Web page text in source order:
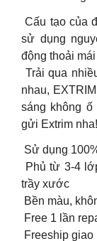
Cấu tạo của
sử dụng
động thoải
Trải qua
nhau,
sáng không
gửi Extrim nha!
Sử dụng
Phủ từ 3-4
trầy xước
Bền màu,
Free 1 lần
Freeship giao